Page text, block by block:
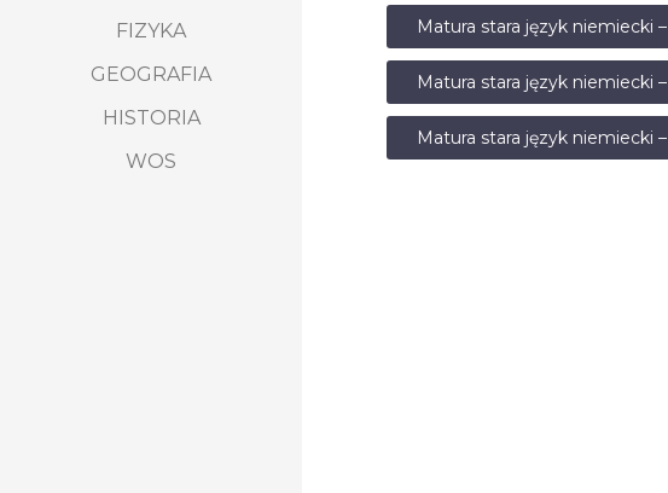
FIZYKA
GEOGRAFIA
HISTORIA
WOS
Matura stara język niemiecki
Matura stara język niemiecki
Matura stara język niemiecki